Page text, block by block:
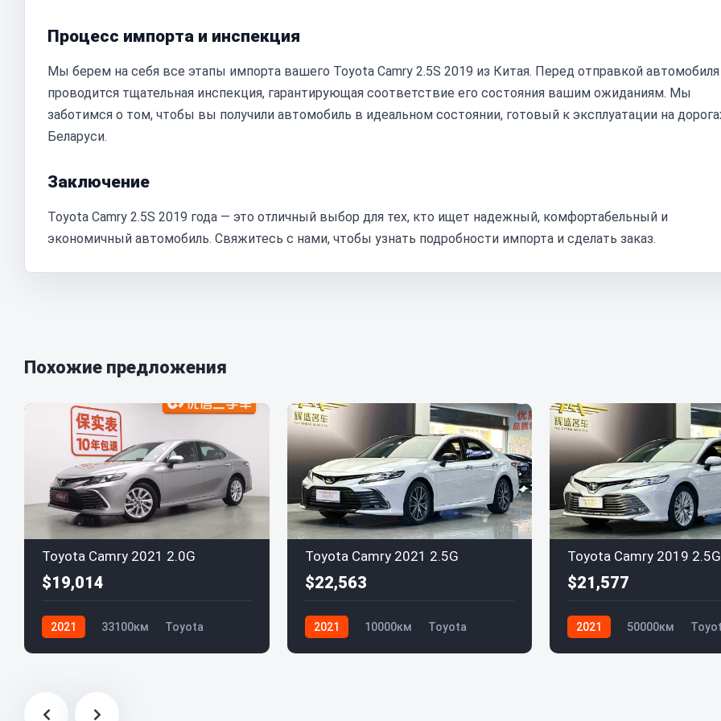
Процесс импорта и инспекция
Мы берем на себя все этапы импорта вашего Toyota Camry 2.5S 2019 из Китая. Перед отправкой автомобиля
проводится тщательная инспекция, гарантирующая соответствие его состояния вашим ожиданиям. Мы
заботимся о том, чтобы вы получили автомобиль в идеальном состоянии, готовый к эксплуатации на
Беларуси.
Заключение
Toyota Camry 2.5S 2019 года — это отличный выбор для тех, кто ищет надежный, комфортабельный и
экономичный автомобиль. Свяжитесь с нами, чтобы узнать подробности импорта и сделать заказ.
Похожие предложения
Toyota Camry 2021 2.0G
$19,014
2021 33100км Toyota
Toyota Camry 2021 2.5G
$22,563
2021 10000км Toyota
Toyota Camry 2019
$21,577
2021 50000км